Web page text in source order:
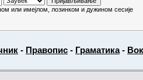
или имејлом, лозинком и дужином сесије
- Правопис - Граматика-